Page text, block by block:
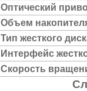
Оптический
Объем
Тип жесткого
Интерфейс
Скорость